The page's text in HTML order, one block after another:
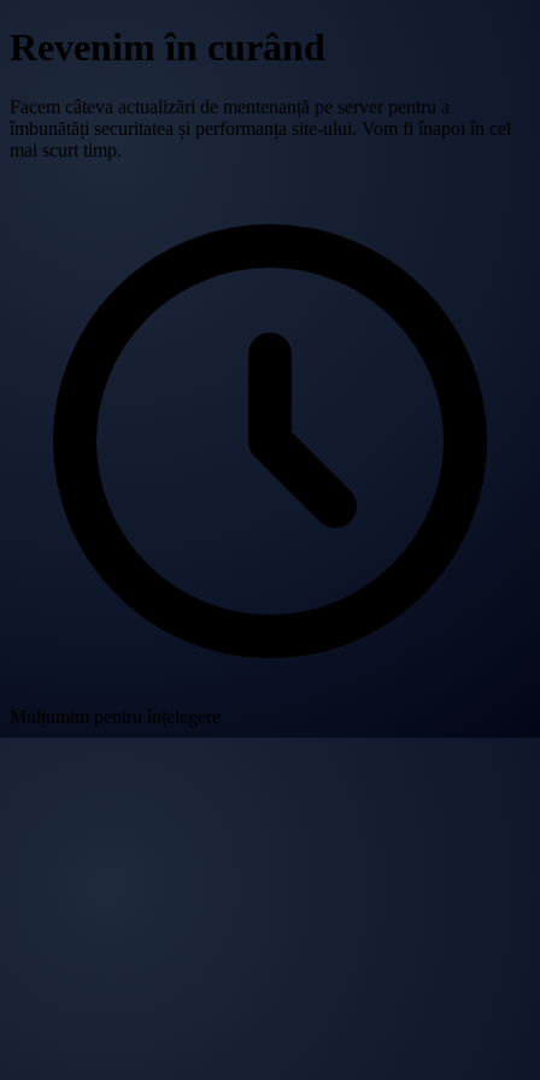
Revenim în curând
Facem câteva actualizări de mentenanță pe server pentru a
îmbunătăți securitatea și performanța site-ului. Vom fi înapoi în cel
mai scurt timp.
Mulțumim pentru înțelegere